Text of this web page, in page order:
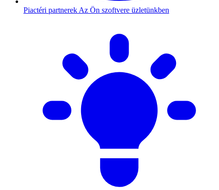
Piactéri partnerek Az Ön szoftvere üzletünkben